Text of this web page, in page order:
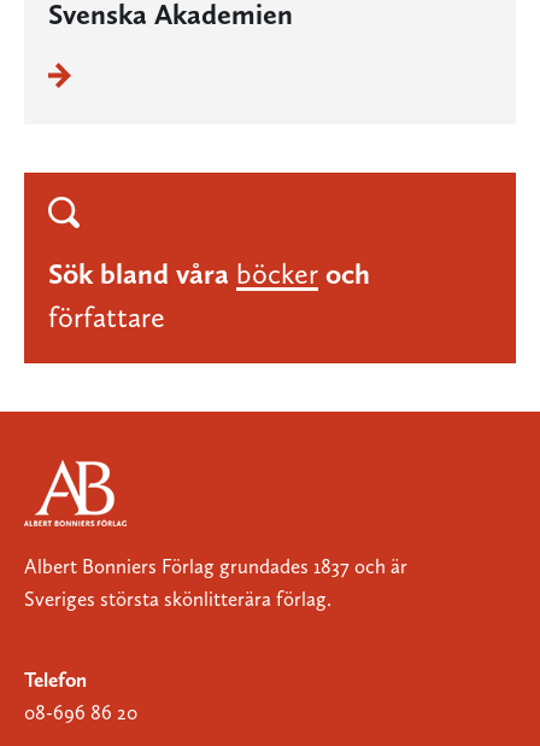
Svenska Akademien
Sök bland våra böcker och
författare
Albert Bonniers Förlag grundades 1837 och är
Sveriges största skönlitterära förlag.
Telefon
08-696 86 20